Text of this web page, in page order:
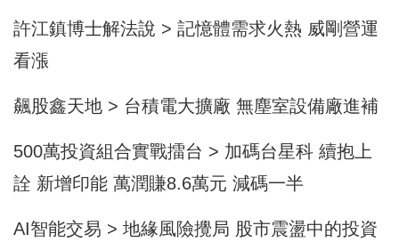
許江鎮博士解法說 > 記憶體需求火熱 威剛營運
看漲
飆股鑫天地 > 台積電大擴廠 無塵室設備廠進補
500萬投資組合實戰擂台 > 加碼台星科 續抱上
詮 新增印能 萬潤賺8.6萬元 減碼一半
AI智能交易 > 地緣風險攪局 股市震盪中的投資